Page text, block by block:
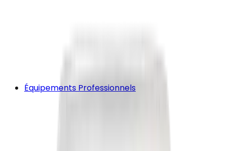
Équipements Professionnels